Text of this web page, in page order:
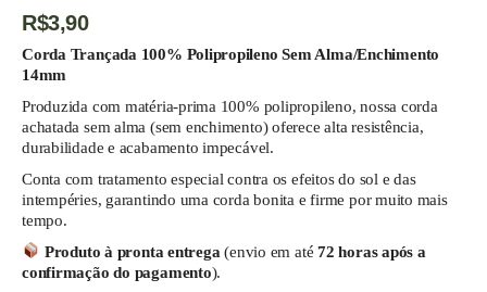
R$3,90
Corda Trançada 100% Polipropileno Sem Alma/Enchimento
14mm
Produzida com matéria-prima 100% polipropileno, nossa corda
achatada sem alma (sem enchimento) oferece alta resistência,
durabilidade e acabamento impecável.
Conta com tratamento especial contra os efeitos do sol e das
intempéries, garantindo uma corda bonita e firme por muito mais
tempo.
Produto à pronta entrega(envio em até72 horas após a
confirmação do pagamento).